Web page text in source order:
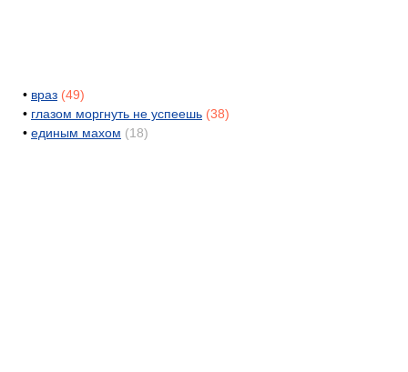
• враз (49)
• глазом моргнуть не успеешь (38)
• единым махом (18)